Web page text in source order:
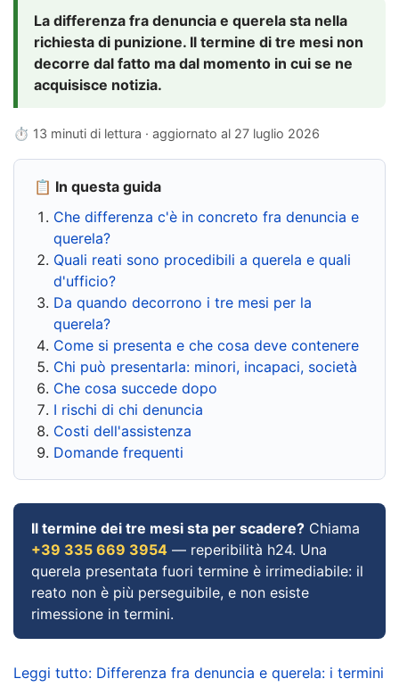
La differenza fra denuncia e querela sta nella
richiesta di punizione. Il termine di tre mesi non
decorre dal fatto ma dal momento in cui se ne
acquisisce notizia.
⏱ 13 minuti di lettura · aggiornato al 27 luglio 2026
📋 In questa guida
Che differenza c'è in concreto fra denuncia e
querela?
Quali reati sono procedibili a querela e quali
d'ufficio?
Da quando decorrono i tre mesi per la
querela?
Come si presenta e che cosa deve contenere
Chi può presentarla: minori, incapaci, società
Che cosa succede dopo
I rischi di chi denuncia
Costi dell'assistenza
Domande frequenti
Il termine dei tre mesi sta per scadere? Chiama
+39 335 669 3954 — reperibilità h24. Una
querela presentata fuori termine è irrimediabile: il
reato non è più perseguibile, e non esiste
rimessione in termini.
Leggi tutto: Differenza fra denuncia e querela: i termini